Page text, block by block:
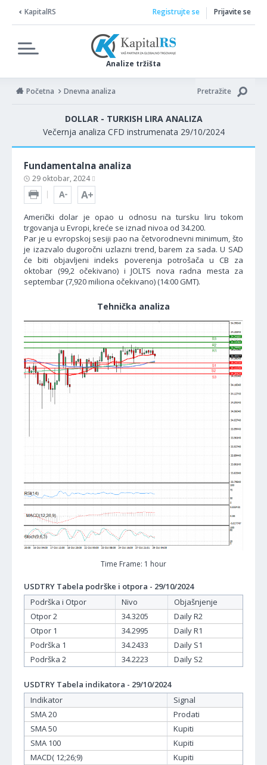
KapitalRS
Analize tržišta
Registrujte se Prijavite se
Početna Dnevna analiza Pretražite
DOLLAR - TURKISH LIRA ANALIZA
Večernja analiza CFD instrumenata 29/10/2024
Fundamentalna analiza
29 oktobar, 2024
Američki dolar je opao u odnosu na tursku liru tokom
trgovanja u Evropi, kreće se iznad nivoa od 34.200.
Par je u evropskoj sesiji pao na četvorodnevni minimum, što
je izazvalo dugoročni uzlazni trend, barem za sada. U SAD
će biti objavljeni indeks poverenja potrošača u CB za
oktobar (99,2 očekivano) i JOLTS nova radna mesta za
septembar (7,920 miliona očekivano) (14:00 GMT).
Tehnička analiza
Time Frame: 1 hour
USDTRY Tabela podrške i otpora - 29/10/2024
Podrška i Otpor
Nivo
Objašnjenje
Otpor 2
34.3205
Daily R2
Otpor 1
34.2995
Daily R1
Podrška 1
34.2433
Daily S1
Podrška 2
34.2223 Daily S2
USDTRY Tabela indikatora - 29/10/2024
Indikator
Signal
SMA 20
Prodati
SMA 50
Kupiti
SMA 100
Kupiti
MACD( 12;26;9)
Kupiti